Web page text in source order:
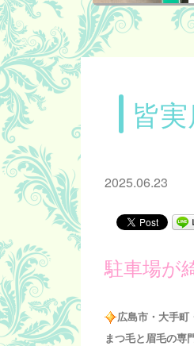
皆
2025.06.23
駐車場が
広島市・大手町
まつ毛と眉毛の